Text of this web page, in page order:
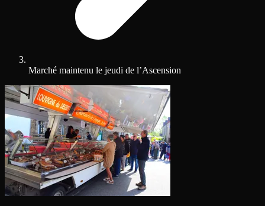
Marché maintenu le jeudi de l’Ascension